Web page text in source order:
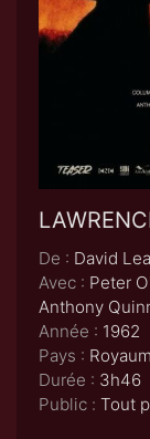
De : David
Avec : Peter
Anthony
Année : 1962
Pays :
Durée : 3h46
Public : Tout